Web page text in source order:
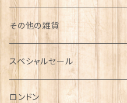
その他の雑貨
ミニカー
チャーム
スペシャルセール
ロンドン